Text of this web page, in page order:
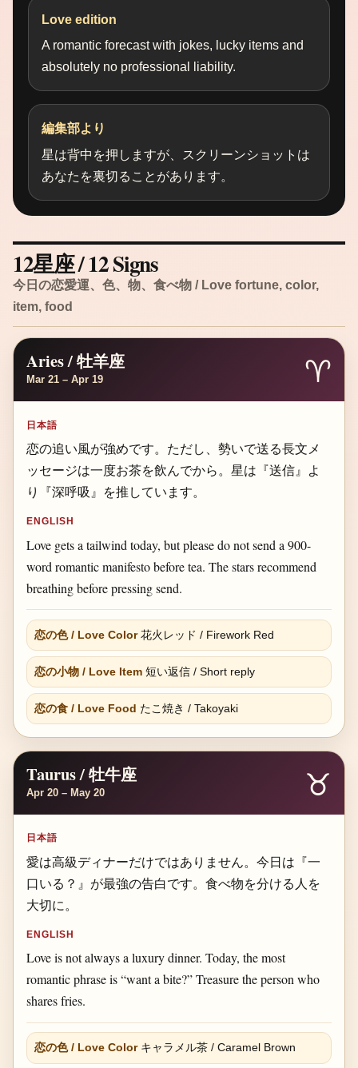
Love edition
A romantic forecast with jokes, lucky items and
absolutely no professional liability.
編集部より
星は背中を押しますが、スクリーンショットは
あなたを裏切ることがあります。
12星座 / 12 Signs
今日の恋愛運、色、物、食べ物 / Love fortune, color,
item, food
Aries / 牡羊座
Mar 21 – Apr 19 ♈
日本語
恋の追い風が強めです。ただし、勢いで送る長文メ
ッセージは一度お茶を飲んでから。星は『送信』よ
り『深呼吸』を推しています。
ENGLISH
Love gets a tailwind today, but please do not send a 900-
word romantic manifesto before tea. The stars recommend
breathing before pressing send.
恋の色 / Love Color花火レッド / Firework Red
恋の小物 / Love Item短い返信 / Short reply
恋の食 / Love Food たこ焼き / Takoyaki
Taurus / 牡牛座
Apr 20 – May 20 ♉
日本語
愛は高級ディナーだけではありません。今日は『一
口いる？』が最強の告白です。食べ物を分ける人を
大切に。
ENGLISH
Love is not always a luxury dinner. Today, the most
romantic phrase is “want a bite?” Treasure the person who
shares fries.
恋の色 / Love Colorキャラメル茶 / Caramel Brown